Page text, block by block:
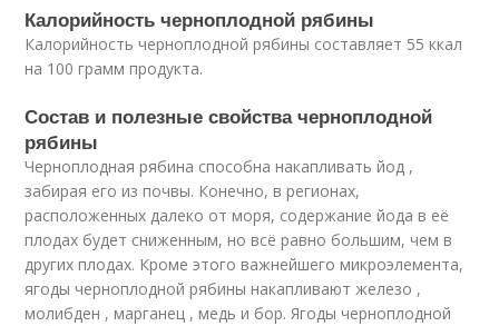
Калорийность черноплодной рябины
Калорийность черноплодной рябины составляет 55 ккал
на 100 грамм продукта.
Состав и полезные свойства черноплодной
рябины
Черноплодная рябина способна накапливать йод ,
забирая его из почвы. Конечно, в регионах,
расположенных далеко от моря, содержание йода в её
плодах будет сниженным, но всё равно большим, чем в
других плодах. Кроме этого важнейшего микроэлемента,
ягоды черноплодной рябины накапливают железо ,
молибден , марганец , медь и бор. Ягоды черноплодной